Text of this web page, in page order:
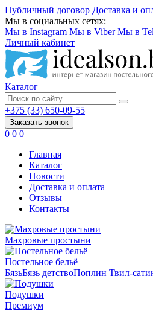
Публичный договор Доставка и
Мы в социальных сетях:
Мы в Instagram Мы в Viber Мы в
Личный кабинет
Каталог
+375 (33) 650-09-55
Заказать звонок
0 0 0
Главная
Каталог
Новости
Доставка и оплата
Отзывы
Контакты
Махровые простыни
Постельное бельё
БязьБязь детствоПоплин Твил-
Подушки
Премиум